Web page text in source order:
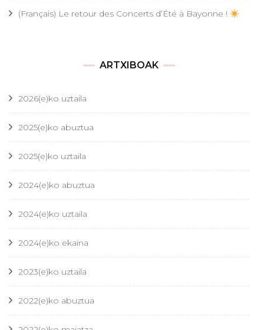
(Français) Le retour des Concerts d’Été à Bayonne !
ARTXIBOAK
2026(e)ko uztaila
2025(e)ko abuztua
2025(e)ko uztaila
2024(e)ko abuztua
2024(e)ko uztaila
2024(e)ko ekaina
2023(e)ko uztaila
2022(e)ko abuztua